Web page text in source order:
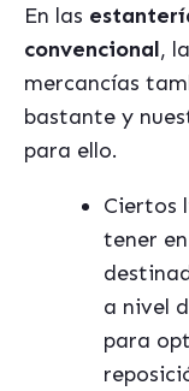
En las
convencional,
mercancías
bastante y
para ello.
Ciertos
tener
a nivel
para